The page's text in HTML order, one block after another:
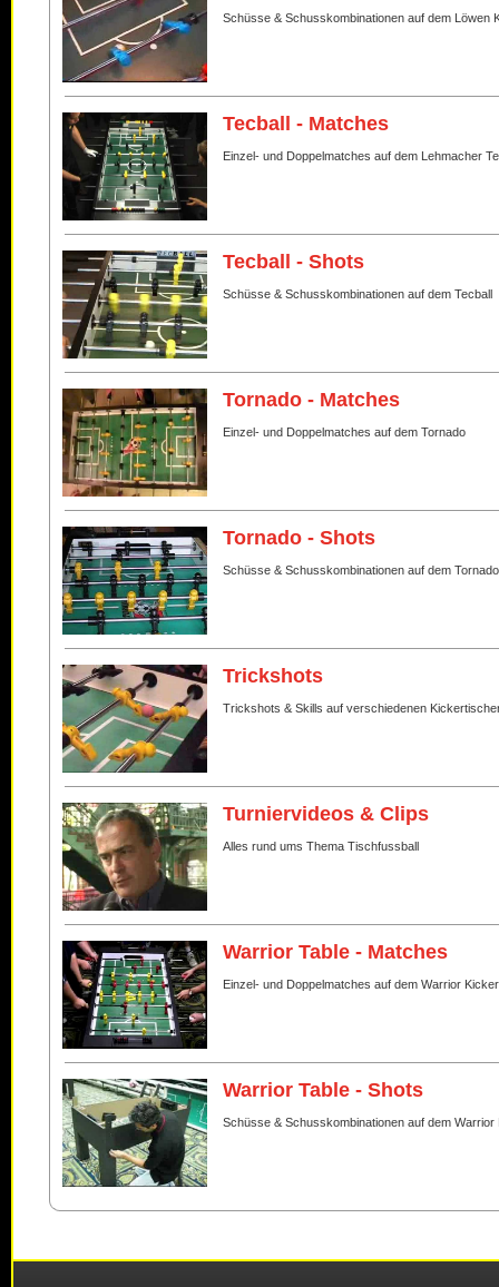
Schüsse & Schusskombinationen auf dem Löwen
Tecball - Matches
Einzel- und Doppelmatches auf dem Lehmacher
Tecball - Shots
Schüsse & Schusskombinationen auf dem Tecball
Tornado - Matches
Einzel- und Doppelmatches auf dem Tornado
Tornado - Shots
Schüsse & Schusskombinationen auf dem
Trickshots
Trickshots & Skills auf verschiedenen
Turniervideos & Clips
Alles rund ums Thema Tischfussball
Warrior Table - Matches
Einzel- und Doppelmatches auf dem Warrior Kicker
Warrior Table - Shots
Schüsse & Schusskombinationen auf dem Warrior